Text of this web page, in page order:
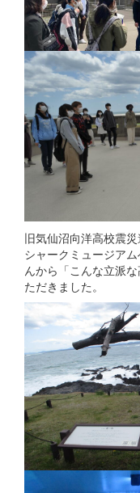
旧気仙沼向洋高校震
シャークミュージア
んから「こんな立派
ただきました。